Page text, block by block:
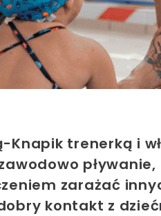
Knapik trenerką i
zarażać
kontakt z